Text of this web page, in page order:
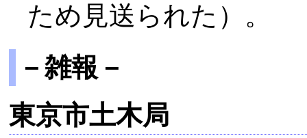
ため見送られた）。
－雑報－
東京市土木局